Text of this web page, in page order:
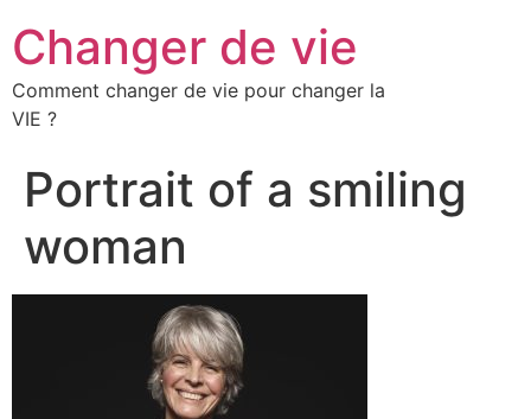
Changer de vie
Comment changer de vie pour changer la
VIE ?
Portrait of a smiling
woman